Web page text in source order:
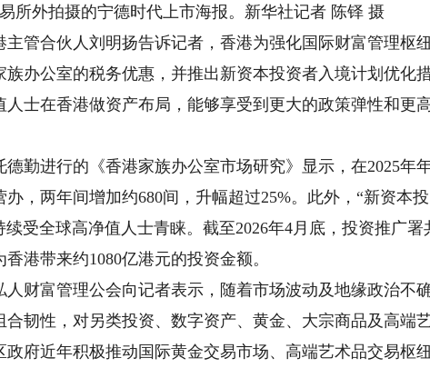
外拍摄的宁德时代上市海报。新华社记者 陈铎 摄
合伙人刘明扬告诉记者，香港为强化国际财富管理枢
办公室的税务优惠，并推出新资本投资者入境计划优化措
士在香港做资产布局，能够享受到更大的政策弹性和更
进行的《香港家族办公室市场研究》显示，在2025年
，两年间增加约680间，升幅超过25%。此外，“新资本
续受全球高净值人士青睐。截至2026年4月底，投资推广署
港带来约1080亿港元的投资金额。
富管理公会向记者表示，随着市场波动及地缘政治不
韧性，对另类投资、数字资产、黄金、大宗商品及高端
府近年积极推动国际黄金交易市场、高端艺术品交易枢